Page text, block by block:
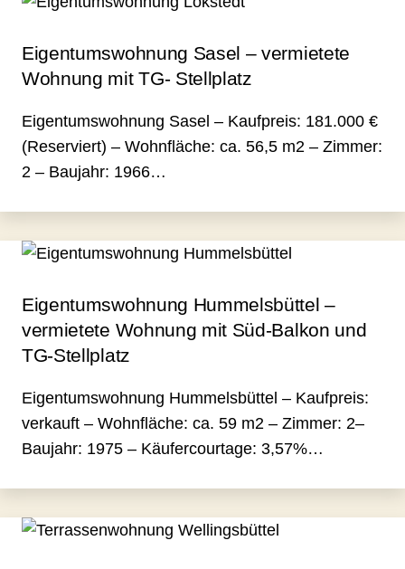
Eigentumswohnung Sasel – vermietete
Wohnung mit TG- Stellplatz
Eigentumswohnung Sasel – Kaufpreis: 181.000 €
(Reserviert) – Wohnfläche: ca. 56,5 m2 – Zimmer:
2 – Baujahr: 1966…
Eigentumswohnung Hummelsbüttel –
vermietete Wohnung mit Süd-Balkon und
TG-Stellplatz
Eigentumswohnung Hummelsbüttel – Kaufpreis:
verkauft – Wohnfläche: ca. 59 m2 – Zimmer: 2–
Baujahr: 1975 – Käufercourtage: 3,57%…